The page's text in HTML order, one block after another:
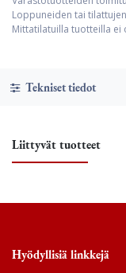
Loppuneiden tai
Mittatilatuilla tuotteilla ei
Tekniset tiedot
Liittyvät tuotteet
Hyödyllisiä linkkejä